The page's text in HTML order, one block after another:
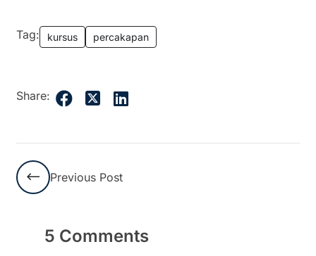
Tag: kursus percakapan
Share:
Previous Post
5 Comments